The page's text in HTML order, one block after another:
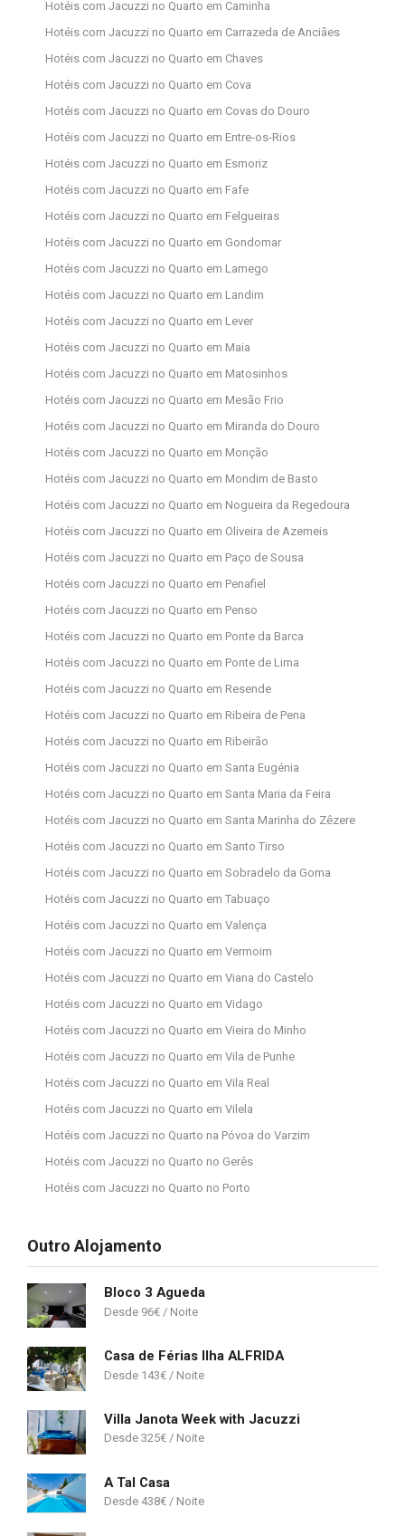
Hotéis com Jacuzzi no Quarto em Caminha
Hotéis com Jacuzzi no Quarto em Carrazeda de Anciães
Hotéis com Jacuzzi no Quarto em Chaves
Hotéis com Jacuzzi no Quarto em Cova
Hotéis com Jacuzzi no Quarto em Covas do Douro
Hotéis com Jacuzzi no Quarto em Entre-os-Rios
Hotéis com Jacuzzi no Quarto em Esmoriz
Hotéis com Jacuzzi no Quarto em Fafe
Hotéis com Jacuzzi no Quarto em Felgueiras
Hotéis com Jacuzzi no Quarto em Gondomar
Hotéis com Jacuzzi no Quarto em Lamego
Hotéis com Jacuzzi no Quarto em Landim
Hotéis com Jacuzzi no Quarto em Lever
Hotéis com Jacuzzi no Quarto em Maia
Hotéis com Jacuzzi no Quarto em Matosinhos
Hotéis com Jacuzzi no Quarto em Mesão Frio
Hotéis com Jacuzzi no Quarto em Miranda do Douro
Hotéis com Jacuzzi no Quarto em Monção
Hotéis com Jacuzzi no Quarto em Mondim de Basto
Hotéis com Jacuzzi no Quarto em Nogueira da Regedoura
Hotéis com Jacuzzi no Quarto em Oliveira de Azemeis
Hotéis com Jacuzzi no Quarto em Paço de Sousa
Hotéis com Jacuzzi no Quarto em Penafiel
Hotéis com Jacuzzi no Quarto em Penso
Hotéis com Jacuzzi no Quarto em Ponte da Barca
Hotéis com Jacuzzi no Quarto em Ponte de Lima
Hotéis com Jacuzzi no Quarto em Resende
Hotéis com Jacuzzi no Quarto em Ribeira de Pena
Hotéis com Jacuzzi no Quarto em Ribeirão
Hotéis com Jacuzzi no Quarto em Santa Eugénia
Hotéis com Jacuzzi no Quarto em Santa Maria da Feira
Hotéis com Jacuzzi no Quarto em Santa Marinha do Zêzere
Hotéis com Jacuzzi no Quarto em Santo Tirso
Hotéis com Jacuzzi no Quarto em Sobradelo da Goma
Hotéis com Jacuzzi no Quarto em Tabuaço
Hotéis com Jacuzzi no Quarto em Valença
Hotéis com Jacuzzi no Quarto em Vermoim
Hotéis com Jacuzzi no Quarto em Viana do Castelo
Hotéis com Jacuzzi no Quarto em Vidago
Hotéis com Jacuzzi no Quarto em Vieira do Minho
Hotéis com Jacuzzi no Quarto em Vila de Punhe
Hotéis com Jacuzzi no Quarto em Vila Real
Hotéis com Jacuzzi no Quarto em Vilela
Hotéis com Jacuzzi no Quarto na Póvoa do Varzim
Hotéis com Jacuzzi no Quarto no Gerês
Hotéis com Jacuzzi no Quarto no Porto
Outro Alojamento
Bloco 3 Agueda
96€
Casa de Férias Ilha ALFRIDA
143€
Villa Janota Week with Jacuzzi
325€
A Tal Casa
438€